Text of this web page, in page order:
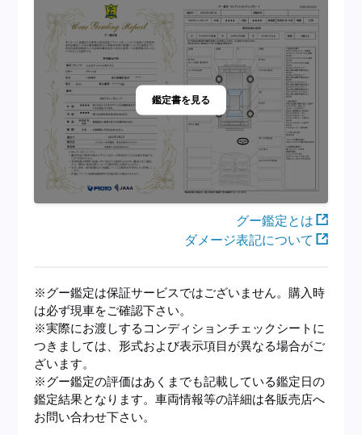
鑑定書を見る
グー鑑定とは
ダメージ表記について
※グー鑑定は保証サービスではございません。購入時
は必ず現車をご確認下さい。
※実際にお渡しするコンディションチェックシートに
つきましては、形式および表示項目が異なる場合がご
ざいます。
※グー鑑定の評価はあくまでも記載している鑑定日の
鑑定結果となります。車両情報等の詳細は各販売店へ
お問い合わせ下さい。